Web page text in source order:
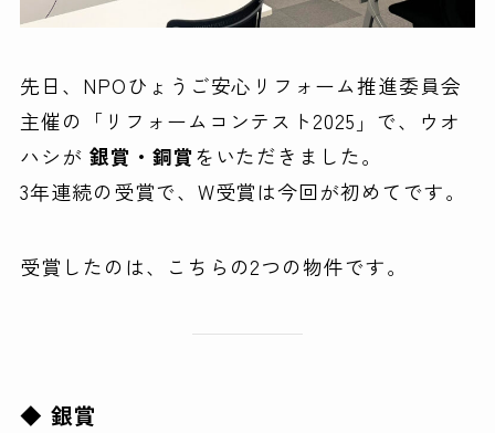
先日、NPOひょうご安心リフォーム推進委員会
主催の「リフォームコンテスト2025」で、ウオ
ハシが 銀賞・銅賞をいただきました。
3年連続の受賞で、W受賞は今回が初めてです。
受賞したのは、こちらの2つの物件です。
◆ 銀賞